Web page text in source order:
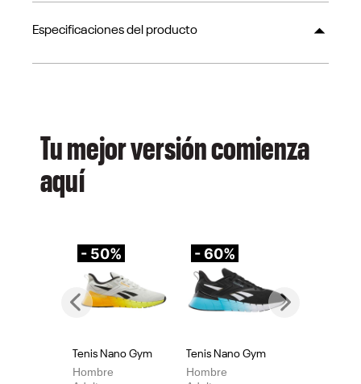
Especificaciones del producto
Tu mejor versión comienza
aquí
- 50%
Tenis Nano Gym
Hombre
- 60%
Tenis Nano Gym
Hombre
Previous